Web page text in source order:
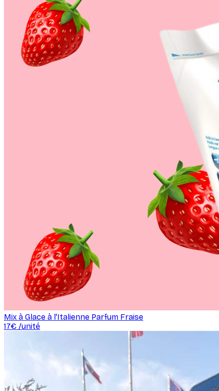
Mix à Glace à l'Italienne Parfum Fraise
17€ /unité